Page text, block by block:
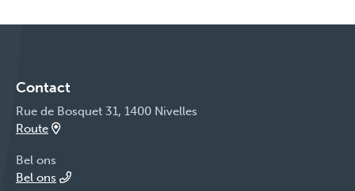
Contact
Rue de Bosquet 31, 1400 Nivelles
Route
Bel ons
Bel ons